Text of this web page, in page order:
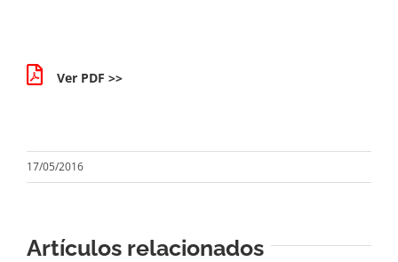
Ver PDF >>
17/05/2016
Artículos relacionados